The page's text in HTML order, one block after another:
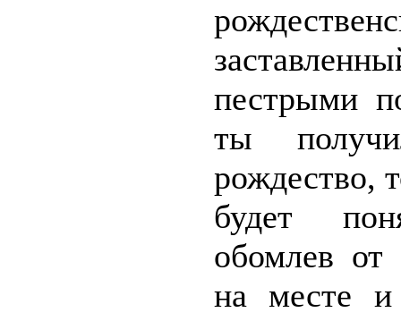
пестрыми
ты
рождество,
будет
обомлев от
на месте и